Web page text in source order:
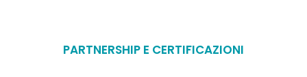
PARTNERSHIP E CERTIFICAZIONI